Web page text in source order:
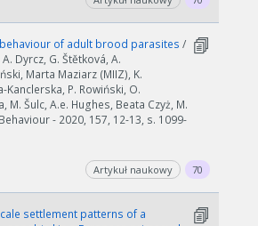
of adult brood parasites /
A. Dyrcz, G. Štětková, A.
Marta Maziarz (MIIZ), K.
Kanclerska, P. Rowiński, O.
M. Šulc, A.e. Hughes, Beata Czyż, M.
- 2020, 157, 12-13, s. 1099-
Artykuł naukowy 70
settlement patterns of a